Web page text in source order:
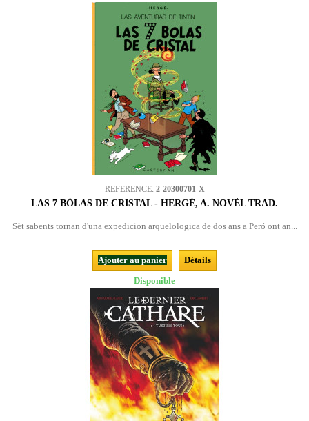
REFERENCE: 2-20300701-X
LAS 7 BÒLAS DE CRISTAL - HERGÉ, A. NOVÈL TRAD.
Sèt sabents tornan d'una expedicion arquelologica de dos ans a Peró ont an...
Ajouter au panier
Détails
Disponible